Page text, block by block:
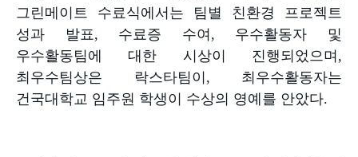
그린메이트 수료식에서는 팀별 친환경 프로젝트
성과 발표, 수료증 수여 , 우수활동자 및
우수활동팀에 대한 시상이 진행되었으며 ,
최우수팀상은 락스타팀이 , 최우수활동자는
건국대학교 임주원 학생이 수상의 영예를 안았다.